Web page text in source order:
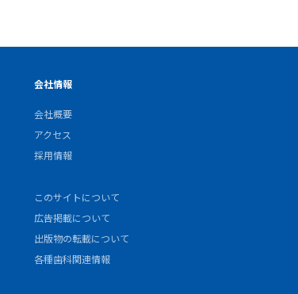
会社情報
会社概要
アクセス
採用情報
このサイトについて
広告掲載について
出版物の転載について
各種歯科関連情報